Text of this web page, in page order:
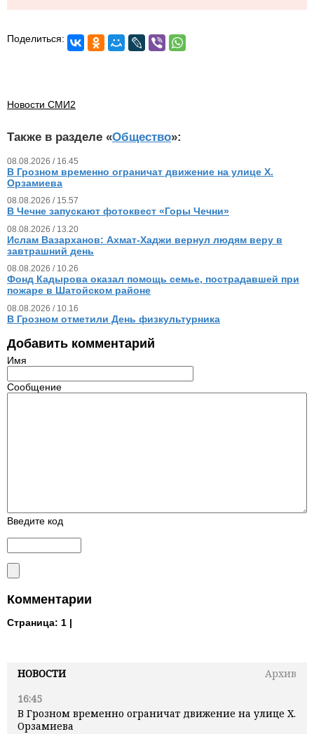
НОВОСТИ
Архив
16:45
В Грозном временно ограничат движение на улице Х.
Орзамиева
Поделиться:
Новости СМИ2
Также в разделе «Общество»:
08.08.2026 / 16.45
В Грозном временно ограничат движение на улице Х.
Орзамиева
08.08.2026 / 15.57
В Чечне запускают фотоквест «Горы Чечни»
08.08.2026 / 13.20
Ислам Вазарханов: Ахмат-Хаджи вернул людям веру в
завтрашний день
08.08.2026 / 10.26
Фонд Кадырова оказал помощь семье, пострадавшей при
пожаре в Шатойском районе
08.08.2026 / 10.16
В Грозном отметили День физкультурника
Добавить комментарий
Имя
Сообщение
Введите код
Комментарии
Страница: 1 |